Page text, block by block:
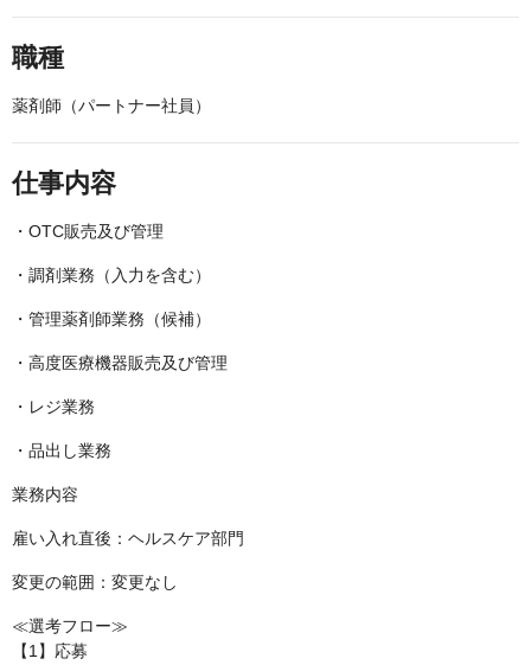
職種
薬剤師（パートナー社員）
仕事内容
・OTC販売及び管理
・調剤業務（入力を含む）
・管理薬剤師業務（候補）
・高度医療機器販売及び管理
・レジ業務
・品出し業務
業務内容
雇い入れ直後：ヘルスケア部門
変更の範囲：変更なし
≪選考フロー≫
【1】応募